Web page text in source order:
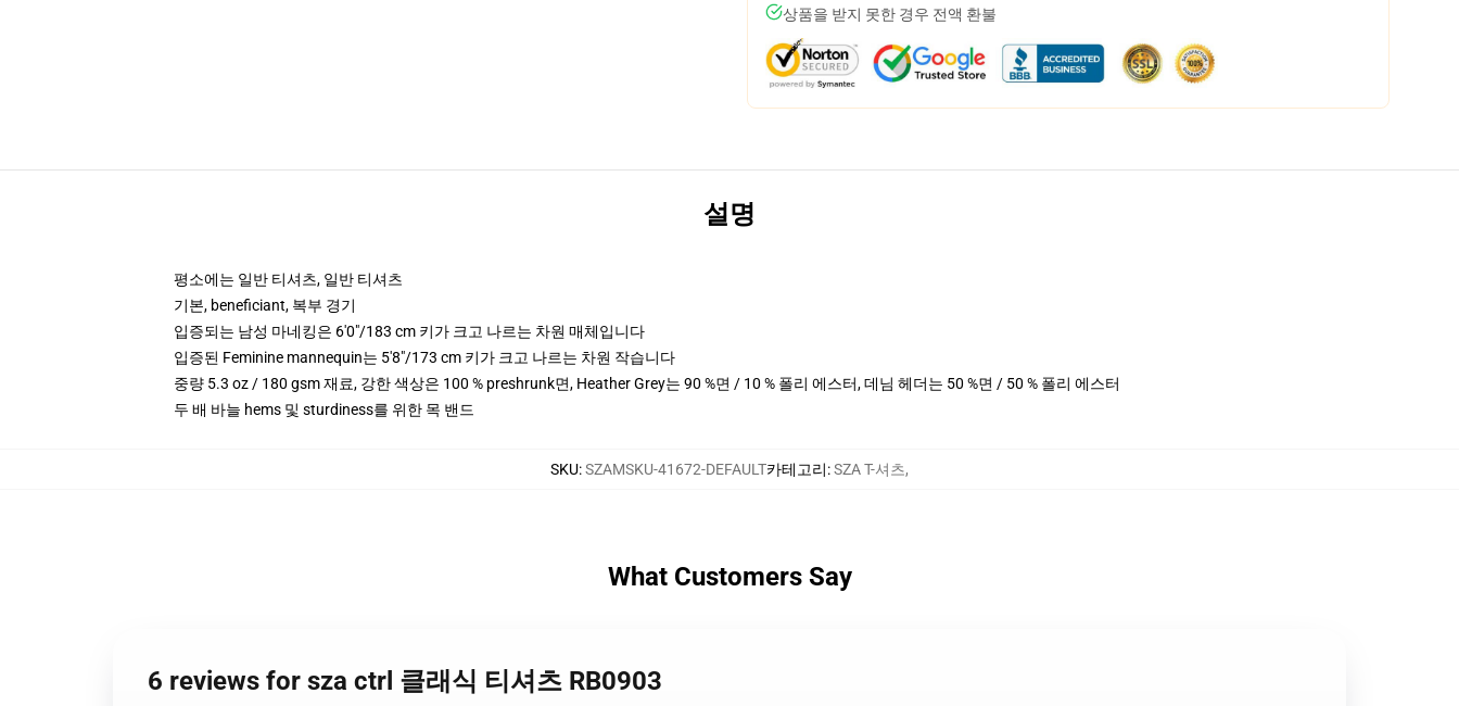
상품을 받지 못한 경우 전액 환불
설명
평소에는 일반 티셔츠, 일반 티셔츠
기본, beneficiant, 복부 경기
입증되는 남성 마네킹은 6'0"/183 cm 키가 크고 나르는 차원 매체입니다
입증된 Feminine mannequin는 5'8"/173 cm 키가 크고 나르는 차원 작습니다
중량 5.3 oz / 180 gsm 재료, 강한 색상은 100 % preshrunk면, Heather Grey는 90 %면 / 10 % 폴리 에스터, 데님 헤더는 50 %면 / 50 % 폴리 에스터
두 배 바늘 hems 및 sturdiness를 위한 목 밴드
SKU:SZAMSKU-41672-DEFAULT카테고리:SZA T-셔츠,
What Customers Say
6 reviews for sza ctrl 클래식 티셔츠 RB0903